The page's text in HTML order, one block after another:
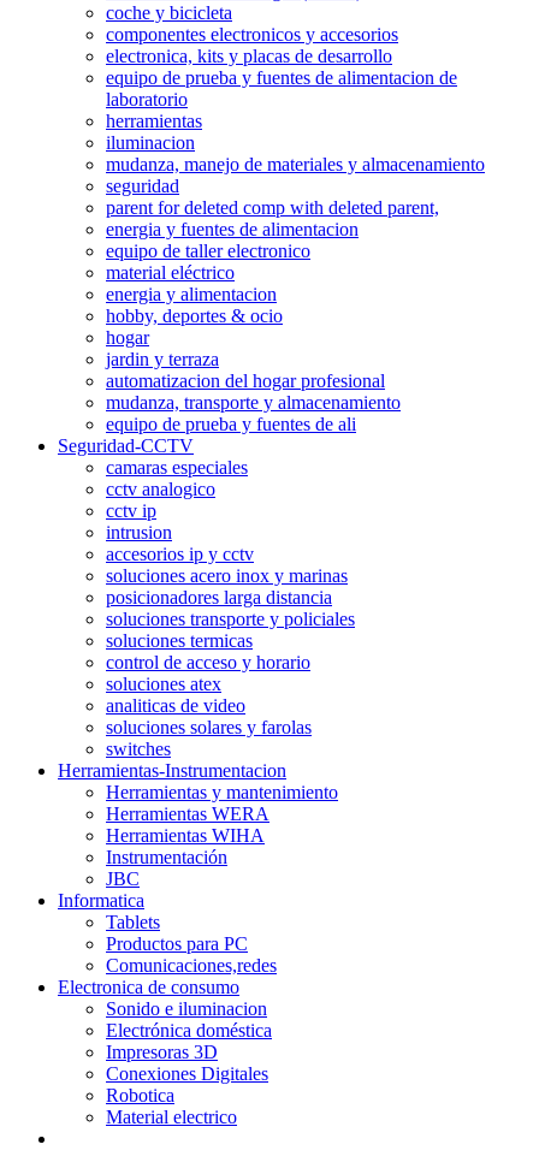
coche y bicicleta
componentes electronicos y accesorios
electronica, kits y placas de desarrollo
equipo de prueba y fuentes de alimentacion de
laboratorio
herramientas
iluminacion
mudanza, manejo de materiales y almacenamiento
seguridad
parent for deleted comp with deleted parent,
energia y fuentes de alimentacion
equipo de taller electronico
material eléctrico
energia y alimentacion
hobby, deportes & ocio
hogar
jardin y terraza
automatizacion del hogar profesional
mudanza, transporte y almacenamiento
equipo de prueba y fuentes de ali
Seguridad-CCTV
camaras especiales
cctv analogico
cctv ip
intrusion
accesorios ip y cctv
soluciones acero inox y marinas
posicionadores larga distancia
soluciones transporte y policiales
soluciones termicas
control de acceso y horario
soluciones atex
analiticas de video
soluciones solares y farolas
switches
Herramientas-Instrumentacion
Herramientas y mantenimiento
Herramientas WERA
Herramientas WIHA
Instrumentación
JBC
Informatica
Tablets
Productos para PC
Comunicaciones,redes
Electronica de consumo
Sonido e iluminacion
Electrónica doméstica
Impresoras 3D
Conexiones Digitales
Robotica
Material electrico